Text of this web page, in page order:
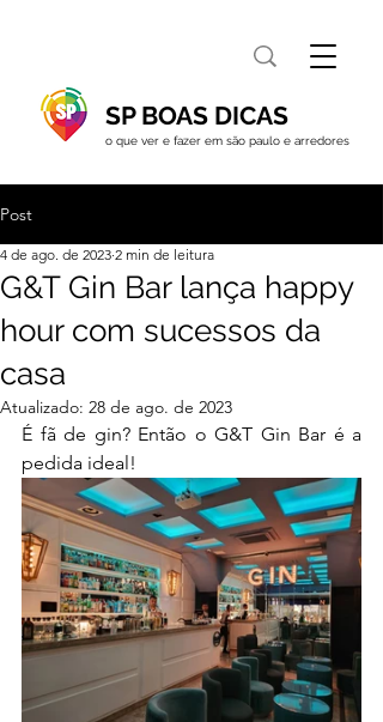
SP BOAS DICAS
o que ver e fazer em são paulo e arredores
Post
G&T Gin Bar lança happy
hour com sucessos da
casa
4 de ago. de 2023 2 min de leitura
Atualizado: 28 de ago. de 2023
É fã de gin? Então o G&T Gin Bar é a
pedida ideal!